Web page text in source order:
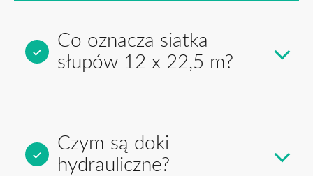
Co oznacza siatka
słupów 12 x 22,5 m?
Czym są doki
hydrauliczne?